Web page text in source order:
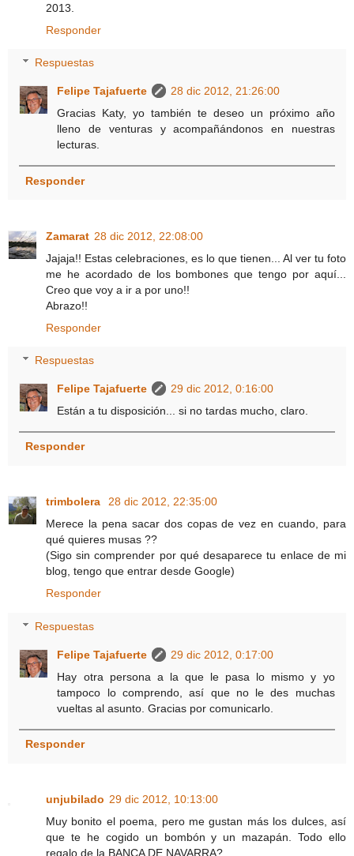
2013.
Responder
Respuestas
Felipe Tajafuerte
28 dic 2012, 21:26:00
Gracias Katy, yo también te deseo un próximo año
lleno de venturas y acompañándonos en nuestras
lecturas.
Responder
Zamarat 28 dic 2012, 22:08:00
Jajaja!! Estas celebraciones, es lo que tienen... Al ver tu foto
me he acordado de los bombones que tengo por aquí...
Creo que voy a ir a por uno!!
Abrazo!!
Responder
Respuestas
Felipe Tajafuerte
29 dic 2012, 0:16:00
Están a tu disposición... si no tardas mucho, claro.
Responder
trimbolera
28 dic 2012, 22:35:00
Merece la pena sacar dos copas de vez en cuando, para
qué quieres musas ??
(Sigo sin comprender por qué desaparece tu enlace de mi
blog, tengo que entrar desde Google)
Responder
Respuestas
Felipe Tajafuerte
29 dic 2012, 0:17:00
Hay otra persona a la que le pasa lo mismo y yo
tampoco lo comprendo, así que no le des muchas
vueltas al asunto. Gracias por comunicarlo.
Responder
unjubilado 29 dic 2012, 10:13:00
Muy bonito el poema, pero me gustan más los dulces, así
que te he cogido un bombón y un mazapán. Todo ello
regalo de la BANCA DE NAVARRA?